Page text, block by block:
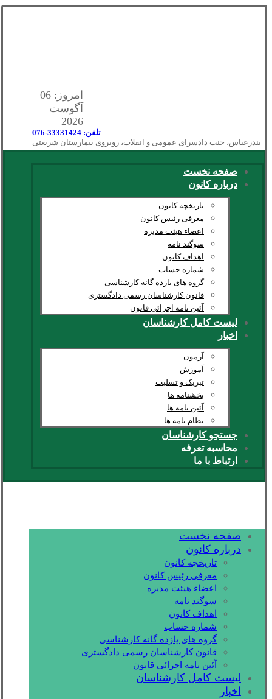
امروز: 06
آگوست
2026
تلفن: 33331424-076
بندرعباس، جنب دادسرای عمومی و انقلاب، روبروی بیمارستان شریعتی
صفحه نخست
درباره کانون
تاریخچه کانون
معرفی رئیس کانون
اعضاء هیئت مدیره
سوگند نامه
اهداف کانون
شماره حساب
گروه های یازده گانه کارشناسی
قانون کارشناسان رسمی دادگستری
آئین نامه اجرائی قانون
لیست کامل کارشناسان
اخبار
آزمون
آموزش
تبریک و تسلیت
بخشنامه ها
آئین نامه ها
نظام نامه ها
جستجو کارشناسان
محاسبه تعرفه
ارتباط با ما
صفحه نخست
درباره کانون
تاریخچه کانون
معرفی رئیس کانون
اعضاء هیئت مدیره
سوگند نامه
اهداف کانون
شماره حساب
گروه های یازده گانه کارشناسی
قانون کارشناسان رسمی دادگستری
آئین نامه اجرائی قانون
لیست کامل کارشناسان
اخبار